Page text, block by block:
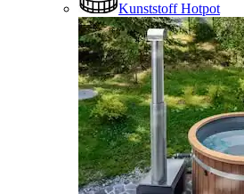
Kunststoff Hotpot